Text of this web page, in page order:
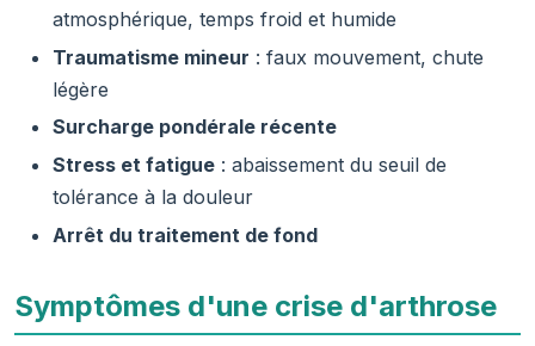
atmosphérique, temps froid et humide
Traumatisme mineur : faux mouvement, chute
légère
Surcharge pondérale récente
Stress et fatigue : abaissement du seuil de
tolérance à la douleur
Arrêt du traitement de fond
Symptômes d'une crise d'arthrose